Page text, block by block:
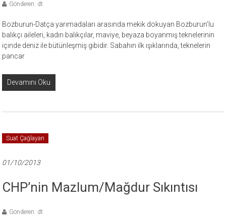
Gönderen: dt
Bozburun-Datça yarımadaları arasında mekik dokuyan Bozburun’lu
balıkçı aileleri, kadın balıkçılar, maviye, beyaza boyanmış teknelerinin
içinde deniz ile bütünleşmiş gibidir. Sabahın ilk ışıklarında, teknelerin
pancar
Devamını Oku
Suat Çağlayan
01/10/2013
CHP’nin Mazlum/Mağdur Sıkıntısı
Gönderen: dt